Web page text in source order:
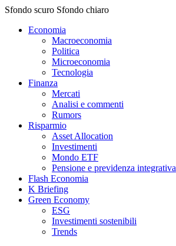
Sfondo scuro Sfondo chiaro
Economia
Macroeconomia
Politica
Microeconomia
Tecnologia
Finanza
Mercati
Analisi e commenti
Rumors
Risparmio
Asset Allocation
Investimenti
Mondo ETF
Pensione e previdenza integrativa
Flash Economia
K Briefing
Green Economy
ESG
Investimenti sostenibili
Trends